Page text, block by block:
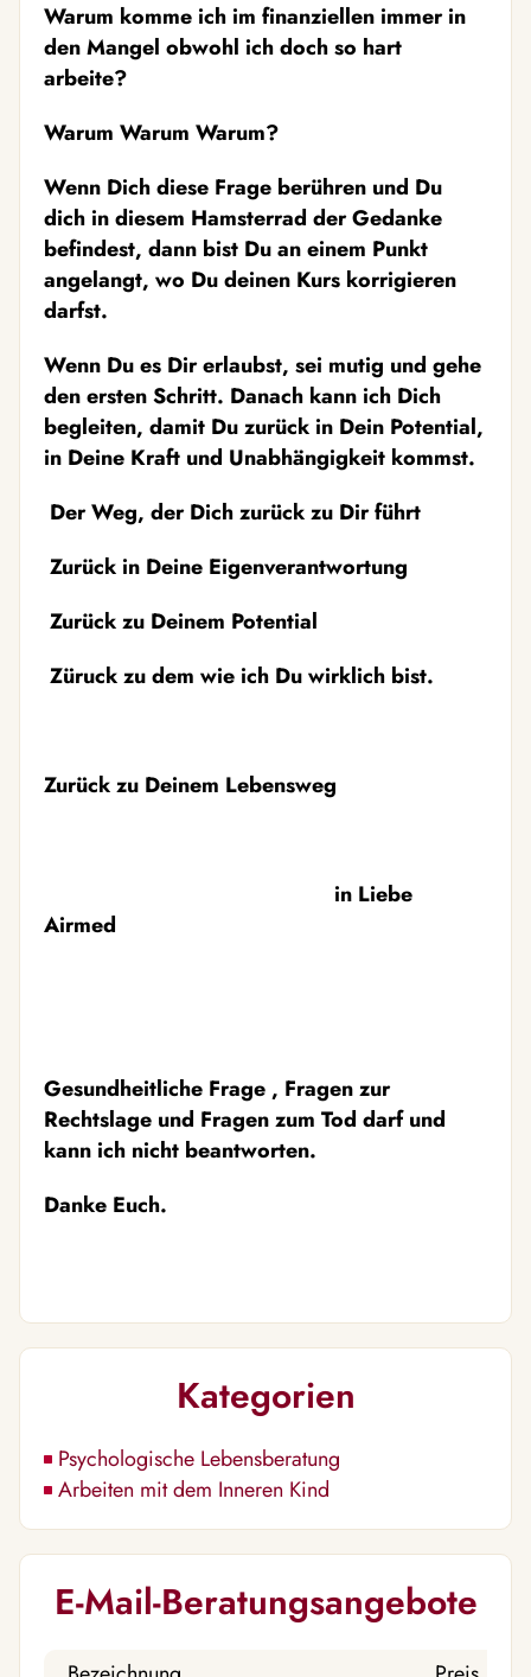
Warum komme ich im finanziellen immer in
den Mangel obwohl ich doch so hart
arbeite?
Warum Warum Warum?
Wenn Dich diese Frage berühren und Du
dich in diesem Hamsterrad der Gedanke
befindest, dann bist Du an einem Punkt
angelangt, wo Du deinen Kurs korrigieren
darfst.
Wenn Du es Dir erlaubst, sei mutig und gehe
den ersten Schritt. Danach kann ich Dich
begleiten, damit Du zurück in Dein Potential,
in Deine Kraft und Unabhängigkeit kommst.
Der Weg, der Dich zurück zu Dir führt
Zurück in Deine Eigenverantwortung
Zurück zu Deinem Potential
Züruck zu dem wie ich Du wirklich bist.
Zurück zu Deinem Lebensweg
in Liebe
Airmed️
Gesundheitliche Frage , Fragen zur
Rechtslage und Fragen zum Tod darf und
kann ich nicht beantworten.
Danke Euch.
Kategorien
Psychologische Lebensberatung
Arbeiten mit dem Inneren Kind
E-Mail-Beratungsangebote